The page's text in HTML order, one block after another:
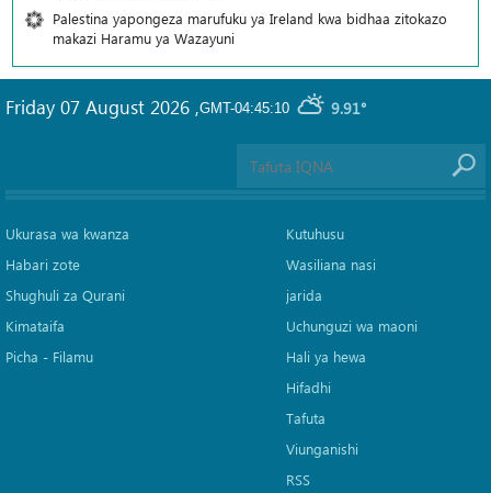
Palestina yapongeza marufuku ya Ireland kwa bidhaa zitokazo
makazi Haramu ya Wazayuni
GMT-04:45:10 9.91°
Friday 07 August 2026 ,
Ukurasa wa kwanza
Habari zote
Shughuli za Qurani
Kimataifa
Picha‎ - Filamu‎
Kutuhusu
Wasiliana nasi
jarida
Uchunguzi wa maoni
Hali ya hewa
Hifadhi
Tafuta
Viunganishi
RSS